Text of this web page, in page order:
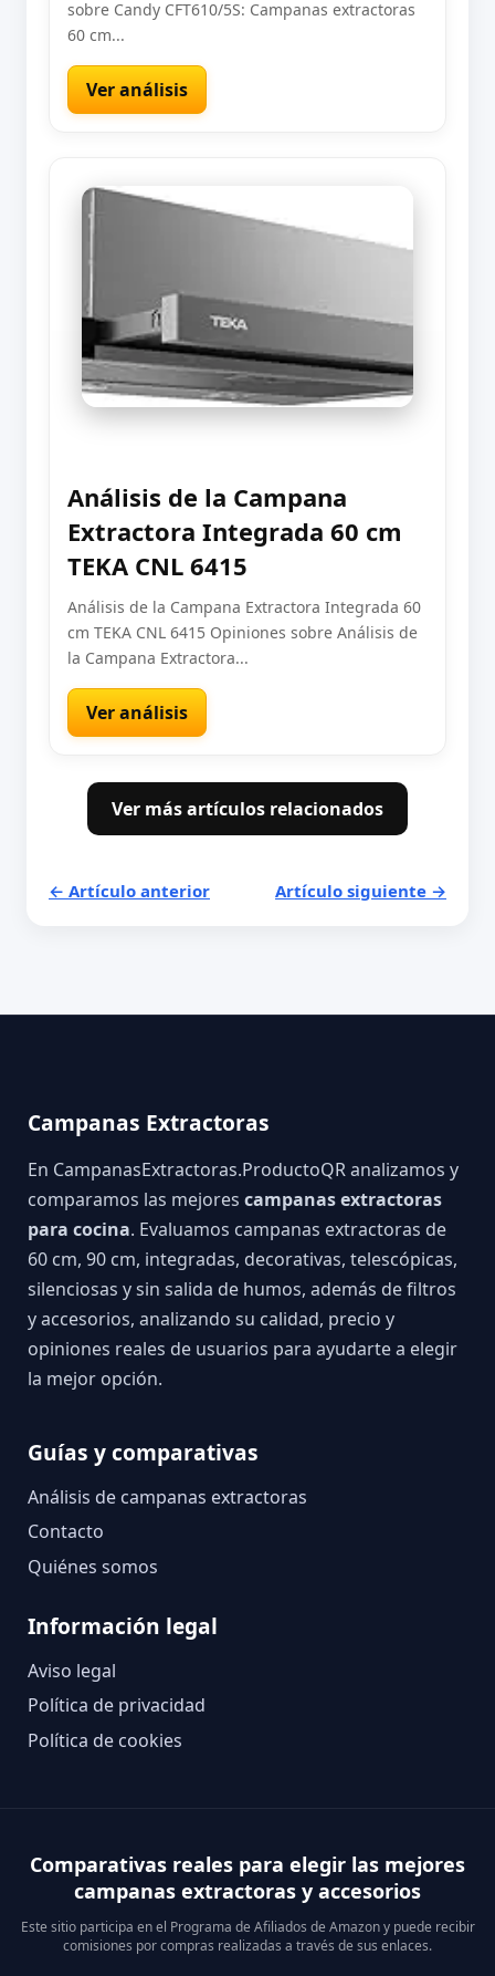
sobre Candy CFT610/5S: Campanas extractoras
60 cm...
Ver análisis
Análisis de la Campana
Extractora Integrada 60 cm
TEKA CNL 6415
Análisis de la Campana Extractora Integrada 60
cm TEKA CNL 6415 Opiniones sobre Análisis de
la Campana Extractora...
Ver análisis
Ver más artículos relacionados
← Artículo anterior Artículo siguiente →
Campanas Extractoras
En CampanasExtractoras.ProductoQR analizamos y
comparamos las mejores campanas extractoras
para cocina. Evaluamos campanas extractoras de
60 cm, 90 cm, integradas, decorativas, telescópicas,
silenciosas y sin salida de humos, además de filtros
y accesorios, analizando su calidad, precio y
opiniones reales de usuarios para ayudarte a elegir
la mejor opción.
Guías y comparativas
Análisis de campanas extractoras
Contacto
Quiénes somos
Información legal
Aviso legal
Política de privacidad
Política de cookies
Comparativas reales para elegir las mejores
campanas extractoras y accesorios
Este sitio participa en el Programa de Afiliados de Amazon y puede recibir
comisiones por compras realizadas a través de sus enlaces.